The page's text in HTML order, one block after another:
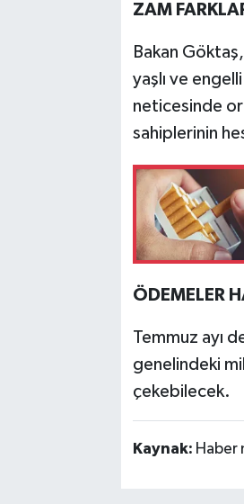
ZAM
Bakan
yaşlı ve
neticesinde
sahiplerinin
ÖDEMELER
Temmuz ayı
genelindeki
çekebilecek.
Kaynak: Haber